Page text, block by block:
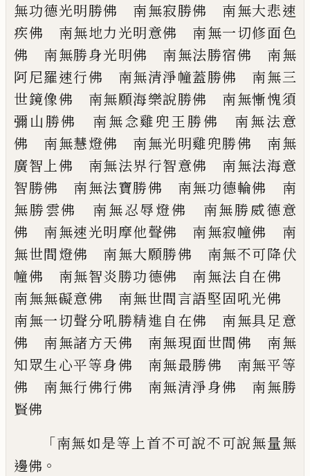
無功德光明勝佛 南無寂勝佛 南無大悲速
疾佛 南無地力光明意佛 南無一切修面色
佛 南無勝身光明佛 南無法勝宿佛 南無
阿尼羅速行佛 南無清淨幢蓋勝佛 南無三
世鏡像佛 南無願海樂說勝佛
南無慚愧須
彌山勝佛 南無念雞兜王勝佛
南無法意
佛 南無慧燈佛 南無光明雞兜勝佛 南無
廣智上佛 南無法界行智意佛
南無法海意
智勝佛 南無法寶勝佛 南無功德輪佛 南
無勝雲佛 南無忍辱燈佛 南無勝威德意
佛 南無速光明摩他聲佛 南無寂幢佛 南
無世間燈佛 南無大願勝佛 南無不可降伏
幢佛 南無智炎勝功德佛 南無法自在佛
南無無礙意佛 南無世間言語堅固吼光佛
南無一切聲分吼勝精進自在佛 南無具足意
佛 南無諸方天佛 南無現面世間佛 南無
知眾生心平等身佛 南無最勝佛 南無平等
佛 南無行佛行佛 南無清淨身佛 南無勝
賢佛
「南無如是等上首不可說不可說無量無
邊佛 。